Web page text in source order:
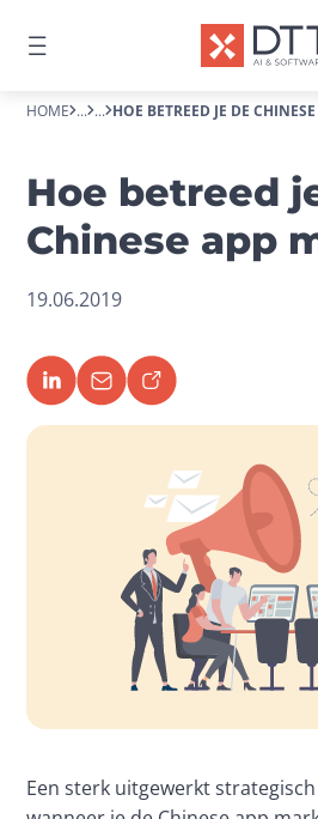
HOME ... ... HOE BETREED JE DE
Hoe betreed
Chinese app
19.06.2019
Een sterk uitgewerkt